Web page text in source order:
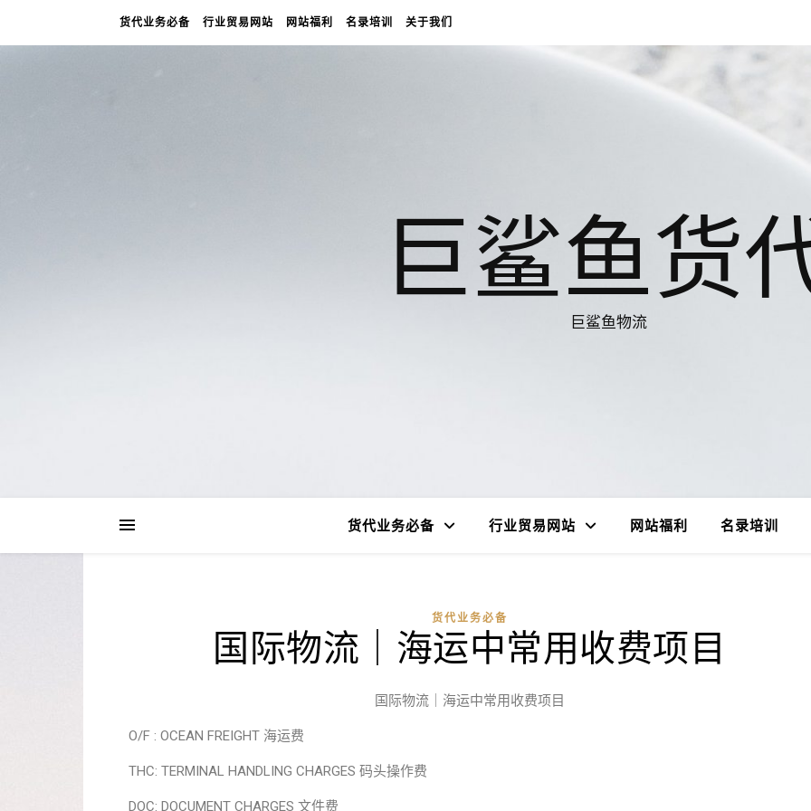
货代业务必备 行业贸易网站 网站福利 名录培训 关于我们
巨鲨鱼货
巨鲨鱼物流
货代业务必备 行业贸易网站 网站福利 名录培训
货代业务必备
国际物流｜海运中常用收费项目
国际物流｜海运中常用收费项目
O/F : OCEAN FREIGHT 海运费
THC: TERMINAL HANDLING CHARGES 码头操作费
DOC: DOCUMENT CHARGES 文件费